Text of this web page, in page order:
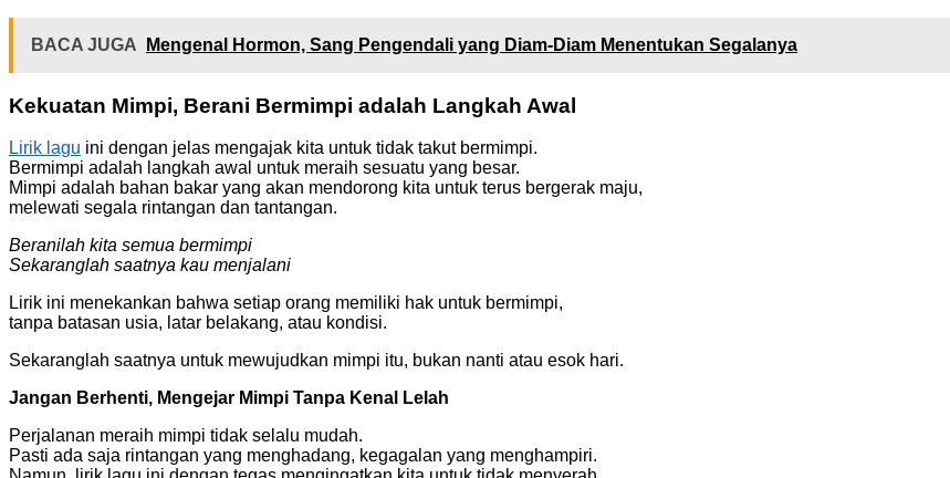
BACA JUGA Mengenal Hormon, Sang Pengendali yang Diam-Diam Menentukan Segalanya
Kekuatan Mimpi, Berani Bermimpi adalah Langkah Awal
Lirik lagu ini dengan jelas mengajak kita untuk tidak takut bermimpi.
Bermimpi adalah langkah awal untuk meraih sesuatu yang besar.
Mimpi adalah bahan bakar yang akan mendorong kita untuk terus bergerak maju,
melewati segala rintangan dan tantangan.
Beranilah kita semua bermimpi
Sekaranglah saatnya kau menjalani
Lirik ini menekankan bahwa setiap orang memiliki hak untuk bermimpi,
tanpa batasan usia, latar belakang, atau kondisi.
Sekaranglah saatnya untuk mewujudkan mimpi itu, bukan nanti atau esok hari.
Jangan Berhenti, Mengejar Mimpi Tanpa Kenal Lelah
Perjalanan meraih mimpi tidak selalu mudah.
Pasti ada saja rintangan yang menghadang, kegagalan yang menghampiri.